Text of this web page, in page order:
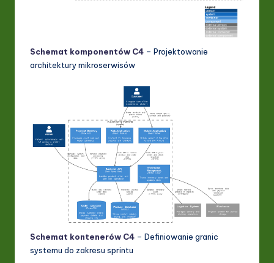
Schemat komponentów C4 – Projektowanie
architektury mikroserwisów
Schemat kontenerów C4 – Definiowanie granic
systemu do zakresu sprintu